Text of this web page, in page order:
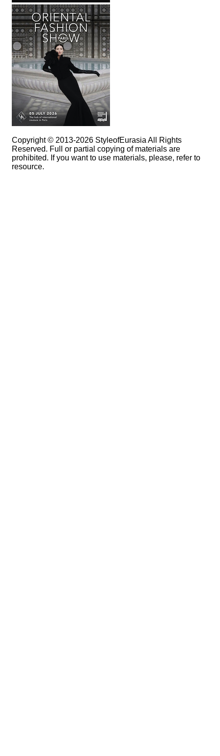
Copyright © 2013-2026 StyleofEurasia All Rights
Reserved. Full or partial copying of materials are
prohibited. If you want to use materials, please, refer to
resource.